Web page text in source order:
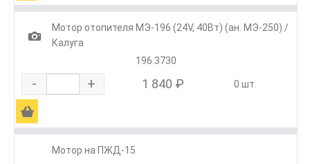
1
Мотор отопителя МЭ-196 (24V, 40Вт) (ан. МЭ-250) /
Калуга
196.3730
- + 1 840 ₽ 0 шт.
Ä
Мотор на ПЖД-15